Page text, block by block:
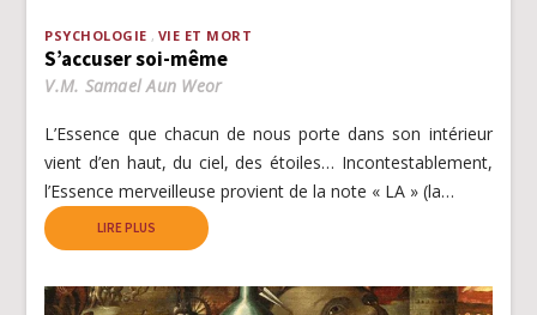
PSYCHOLOGIE VIE ET MORT
S’accuser soi-même
V.M. Samael Aun Weor
L’Essence que chacun de nous porte dans son intérieur
vient d’en haut, du ciel, des étoiles… Incontestablement,
l’Essence merveilleuse provient de la note « LA » (la…
LIRE PLUS